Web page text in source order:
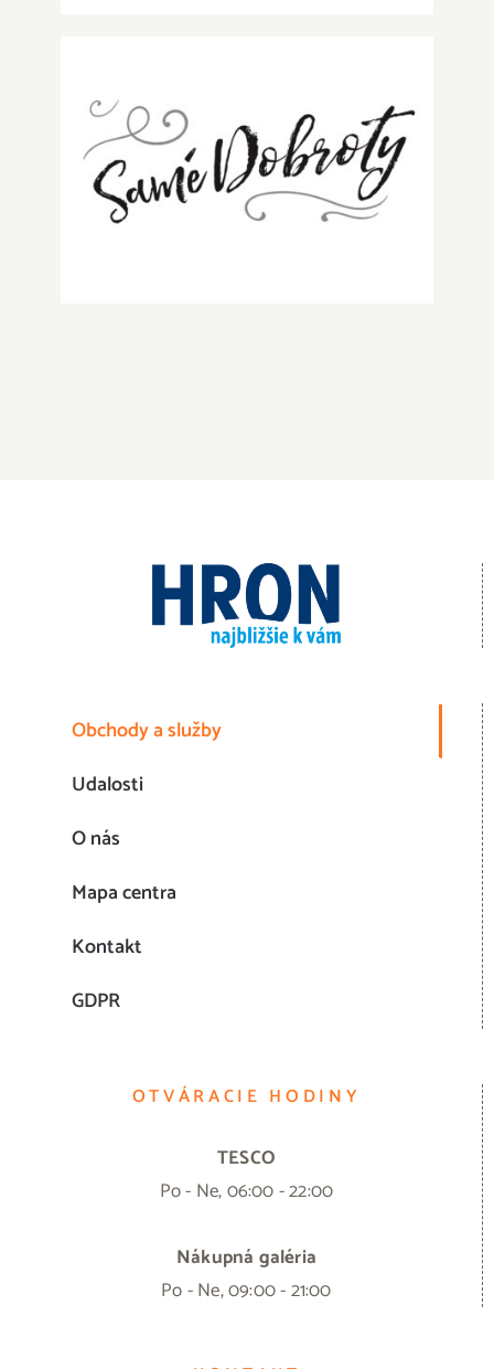
Samé dobroty
Obchody a služby
Udalosti
O nás
Mapa centra
Kontakt
GDPR
OTVÁRACIE HODINY
TESCO
Po - Ne, 06:00 - 22:00
Nákupná galéria
Po - Ne, 09:00 - 21:00